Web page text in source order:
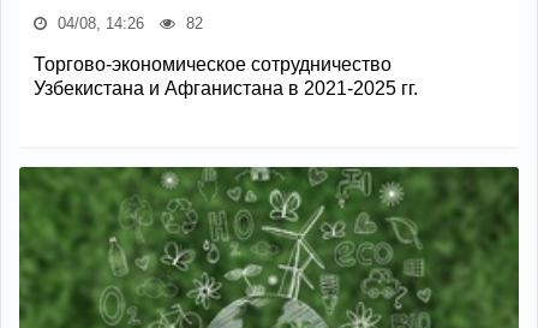
04/08, 14:26 82
Торгово-экономическое сотрудничество
Узбекистана и Афганистана в 2021-2025 гг.